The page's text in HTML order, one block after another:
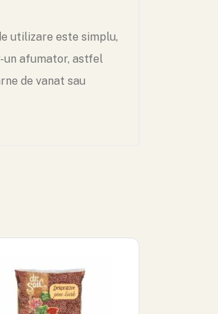
utilizare este simplu,
un afumator, astfel
de vanat sau